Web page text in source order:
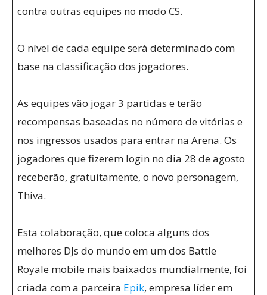
contra outras equipes no modo CS.
O nível de cada equipe será determinado com
base na classificação dos jogadores.
As equipes vão jogar 3 partidas e terão
recompensas baseadas no número de vitórias e
nos ingressos usados para entrar na Arena. Os
jogadores que fizerem login no dia 28 de agosto
receberão, gratuitamente, o novo personagem,
Thiva.
Esta colaboração, que coloca alguns dos
melhores DJs do mundo em um dos Battle
Royale mobile mais baixados mundialmente, foi
criada com a parceira Epik, empresa líder em